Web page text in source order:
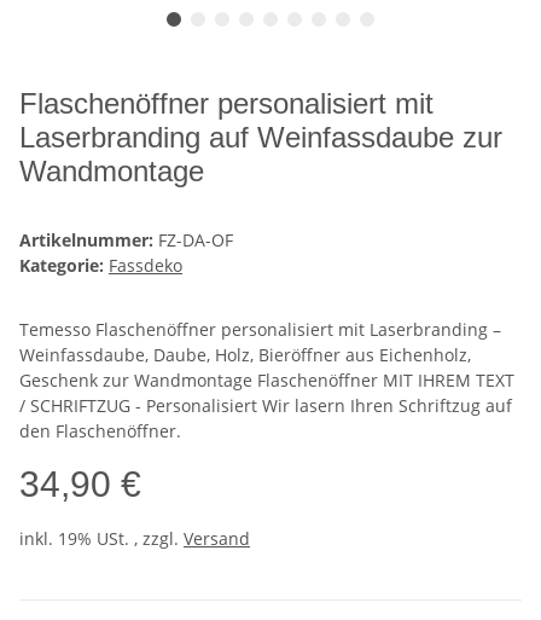
Flaschenöffner personalisiert mit
Laserbranding auf Weinfassdaube zur
Wandmontage
Artikelnummer: FZ-DA-OF
Kategorie: Fassdeko
Temesso Flaschenöffner personalisiert mit Laserbranding –
Weinfassdaube, Daube, Holz, Bieröffner aus Eichenholz,
Geschenk zur Wandmontage Flaschenöffner MIT IHREM TEXT
/ SCHRIFTZUG - Personalisiert Wir lasern Ihren Schriftzug auf
den Flaschenöffner.
34,90 €
inkl. 19% USt. , zzgl. Versand